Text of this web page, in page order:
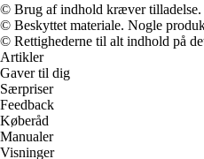
© Brug af indhold kræver tilladelse.
© Beskyttet materiale. Nogle
© Rettighederne til alt indhold på
Artikler
Gaver til dig
Særpriser
Feedback
Køberåd
Manualer
Visninger